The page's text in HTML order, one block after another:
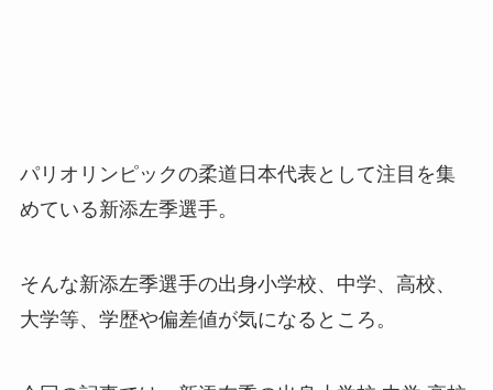
パリオリンピックの柔道日本代表として注目を集
めている新添左季選手。
そんな新添左季選手の出身小学校、中学、高校、
大学等、学歴や偏差値が気になるところ。